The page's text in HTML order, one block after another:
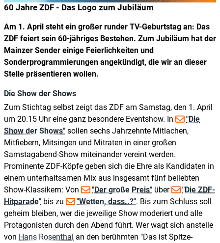
60 Jahre ZDF - Das Logo zum Jubiläum
Am 1. April steht ein großer runder TV-Geburtstag an: Das
ZDF feiert sein 60-jähriges Bestehen. Zum Jubiläum hat der
Mainzer Sender einige Feierlichkeiten und
Sonderprogrammierungen angekündigt, die wir an dieser
Stelle präsentieren wollen.
Die Show der Shows
Zum Stichtag selbst zeigt das ZDF am Samstag, den 1. April
um 20.15 Uhr eine ganz besondere Eventshow. In
"Die
Show der Shows" sollen sechs Jahrzehnte Mitlachen,
Mitfiebern, Mitsingen und Mitraten in einer großen
Samstagabend-Show miteinander vereint werden.
Prominente ZDF-Köpfe geben sich die Ehre als Kandidaten in
einem unterhaltsamen Mix aus insgesamt fünf beliebten
Show-Klassikern: Von
"Der große Preis" über
"Die ZDF-
Hitparade" bis zu "Wetten, dass..?". Bis zum Schluss soll
geheim bleiben, wer die jeweilige Show moderiert und alle
Protagonisten durch den Abend führt. Wer wagt sich anstelle
von Hans Rosenthal an den berühmten "Das ist Spitze-